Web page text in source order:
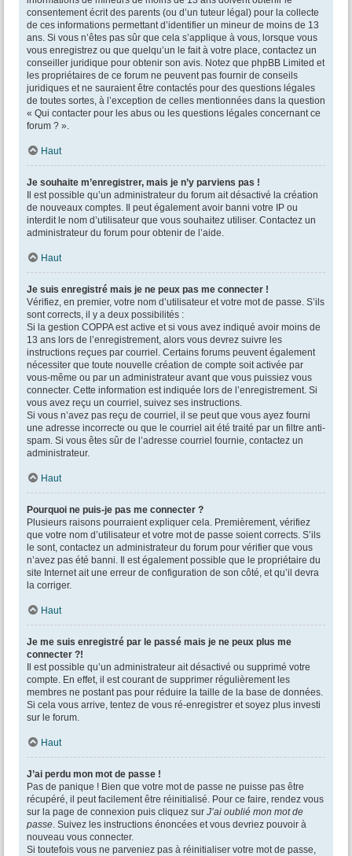
consentement écrit des parents (ou d’un tuteur légal) pour la collecte
de ces informations permettant d’identifier un mineur de moins de 13
ans. Si vous n’êtes pas sûr que cela s’applique à vous, lorsque vous
vous enregistrez ou que quelqu’un le fait à votre place, contactez un
conseiller juridique pour obtenir son avis. Notez que phpBB Limited et
les propriétaires de ce forum ne peuvent pas fournir de conseils
juridiques et ne sauraient être contactés pour des questions légales
de toutes sortes, à l’exception de celles mentionnées dans la question
« Qui contacter pour les abus ou les questions légales concernant ce
forum ? ».
Haut
Je souhaite m’enregistrer, mais je n’y parviens pas !
Il est possible qu’un administrateur du forum ait désactivé la création
de nouveaux comptes. Il peut également avoir banni votre IP ou
interdit le nom d’utilisateur que vous souhaitez utiliser. Contactez un
administrateur du forum pour obtenir de l’aide.
Haut
Je suis enregistré mais je ne peux pas me connecter !
Vérifiez, en premier, votre nom d’utilisateur et votre mot de passe. S’ils
sont corrects, il y a deux possibilités :
Si la gestion COPPA est active et si vous avez indiqué avoir moins de
13 ans lors de l’enregistrement, alors vous devrez suivre les
instructions reçues par courriel. Certains forums peuvent également
nécessiter que toute nouvelle création de compte soit activée par
vous-même ou par un administrateur avant que vous puissiez vous
connecter. Cette information est indiquée lors de l’enregistrement. Si
vous avez reçu un courriel, suivez ses instructions.
Si vous n’avez pas reçu de courriel, il se peut que vous ayez fourni
une adresse incorrecte ou que le courriel ait été traité par un filtre anti-
spam. Si vous êtes sûr de l’adresse courriel fournie, contactez un
administrateur.
Haut
Pourquoi ne puis-je pas me connecter ?
Plusieurs raisons pourraient expliquer cela. Premièrement, vérifiez
que votre nom d’utilisateur et votre mot de passe soient corrects. S’ils
le sont, contactez un administrateur du forum pour vérifier que vous
n’avez pas été banni. Il est également possible que le propriétaire du
site Internet ait une erreur de configuration de son côté, et qu’il devra
la corriger.
Haut
Je me suis enregistré par le passé mais je ne peux plus me
connecter ?!
Il est possible qu’un administrateur ait désactivé ou supprimé votre
compte. En effet, il est courant de supprimer régulièrement les
membres ne postant pas pour réduire la taille de la base de données.
Si cela vous arrive, tentez de vous ré-enregistrer et soyez plus investi
sur le forum.
Haut
J’ai perdu mon mot de passe !
Pas de panique ! Bien que votre mot de passe ne puisse pas être
récupéré, il peut facilement être réinitialisé. Pour ce faire, rendez vous
sur la page de connexion puis cliquez sur J’ai oublié mon mot de
passe. Suivez les instructions énoncées et vous devriez pouvoir à
nouveau vous connecter.
Si toutefois vous ne parveniez pas à réinitialiser votre mot de passe,